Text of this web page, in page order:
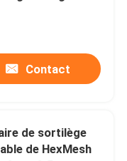
Contact
de sortilège
de HexMesh